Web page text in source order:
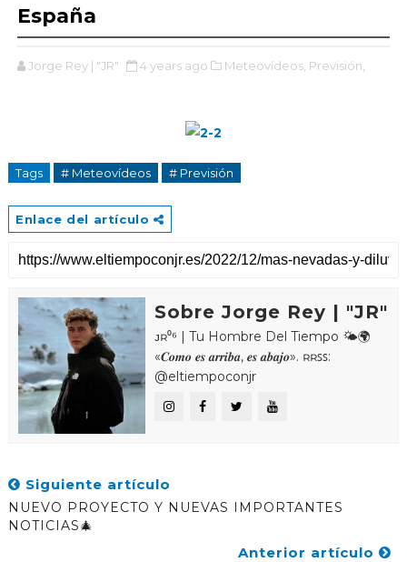
España
Jorge Rey | "JR" 4 years ago Meteovídeos, Previsión,
Tags # Meteovídeos # Previsión
Enlace del artículo
Sobre Jorge Rey | "JR"
ᴊʀ⁰⁶ | Tu Hombre Del Tiempo 🌤🌍
«𝑪𝒐𝒎𝒐 𝒆𝒔 𝒂𝒓𝒓𝒊𝒃𝒂, 𝒆𝒔 𝒂𝒃𝒂𝒋𝒐». ʀʀꜱꜱ:
@eltiempoconjr
Siguiente artículo
NUEVO PROYECTO Y NUEVAS IMPORTANTES
NOTICIAS🎄
Anterior artículo